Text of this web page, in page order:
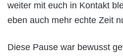
weiter mit euch in Kontakt
eben auch mehr echte Zeit
Diese Pause war bewusst